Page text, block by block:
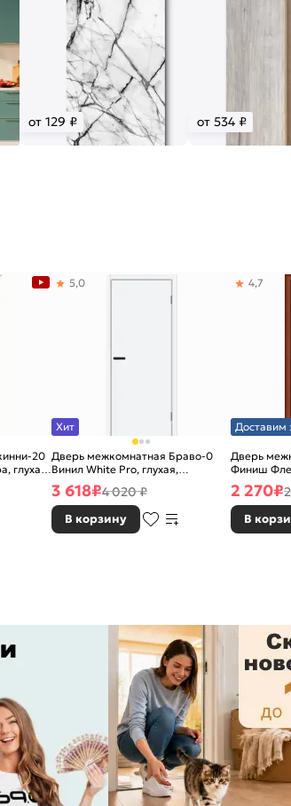
от 129 ₽ от 534 ₽
20
глухая,
Хит
Дверь межкомнатная Браво-0
Винил White Pro, глухая,
каркасно-щитовая
5,0
3 618₽4 020 ₽
В корзину
Доставим
Дверь
Финиш
Л-11
каркасно-
4,7
2 270₽
В